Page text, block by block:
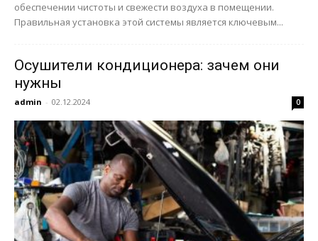
обеспечении чистоты и свежести воздуха в помещении.
Правильная установка этой системы является ключевым...
Осушители кондиционера: зачем они
нужны
admin - 02.12.2024 0